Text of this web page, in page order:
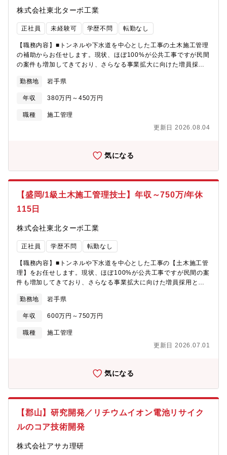
市場と直結したレアメタル事業を展開。（2）安定性創業以来、毎
期黒字を継続。福島発の安定成長企業。（3）技術力特許取得22
件、海外22ヵ国でも特許取得。独自技術で業界を牽引。
株式会社東北ターボ工業
正社員 未経験可 学歴不問 転勤なし
【職務内容】■トンネルや下水道を中心とした工事の土木施工管理
の補助からお任せします。現状、ほぼ100%が公共工事ですが民間
の案件も増加してきており、さらなる事業拡大に向けた増員採用
経験を積んだ後は現場リーダーとしてのキャリアパスがありま
す！ ≪当社の魅力≫・案件はほとんど盛岡近辺で、地域に根差
して働くことができます。・年次や職種に応じて研修制度を実
施。業務上で必要な免許・資格等のスキルアップについて、規定
勤務地 岩手県
年収 380万円～450万円
職種
施工管理
更新日 2026.08.04
気になる
【盛岡/1級土木施工管理技士】年収～750万/年休
115日
株式会社東北ターボ工業
正社員 学歴不問 転勤なし
【職務内容】■トンネルや下水道を中心とした工事の【土木施工管
理】をお任せします。現状、ほぼ100%が公共工事ですが民間の案
件も増加してきており、さらなる事業拡大に向けた増員採用とな
ルや経験を積んだ後は現場リーダーとしてのキャリアパスがあり
ます！≪当社の魅力≫・案件はほとんど盛岡近辺で、地域に根差
して働くことができます。・年次や職種に応じて研修制度を実
施。業務上で必要な免許・資格等のスキルアップについて、規定
勤務地 岩手県
年収 600万円～750万円
職種
施工管理
更新日 2026.07.01
気になる
【郡山】研究開発／リチウムイオン電池リサイク
ルのコア技術開発
株式会社アサカ理研